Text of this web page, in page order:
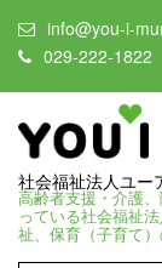
info@you-i-
029-222-1822
社会福祉法人ユー
高齢者支援・介護
っている社会福祉
祉、保育（子育て）